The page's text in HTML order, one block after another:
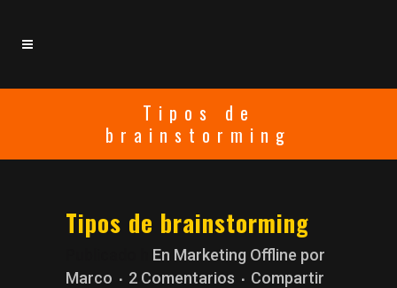
Tipos de
brainstorming
Tipos de brainstorming
En Marketing Offline por
Marco
2 Comentarios Compartir